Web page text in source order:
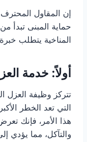
إن المقاول
حماية المبنى تبدأ
المناخية يتطلب
أولاً: خدمة
تتركز وظيفة العزل
التي تعد الخطر
هذا الأمر، فإنك
والتآكل، مما